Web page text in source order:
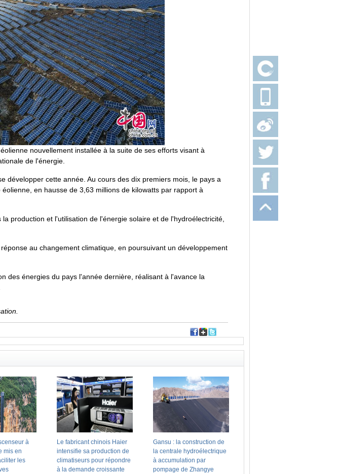
nouvellement installée à la suite de ses efforts visant à
de l'énergie.
développer cette année. Au cours des dix premiers mois, le pays a
en hausse de 3,63 millions de kilowatts par rapport à
production et l'utilisation de l'énergie solaire et de l'hydroélectricité,
au changement climatique, en poursuivant un développement
des énergies du pays l'année dernière, réalisant à l'avance la